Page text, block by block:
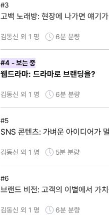
#3
고백 노래방: 현장에 나가면 얘기
김동신 외 1 명 6분 분량
#4 - 보는 중
웹드라마: 드라마로 브랜딩을?
김동신 외 1 명 6분 분량
#5
SNS 콘텐츠: 가벼운 아이디어가
김동신 외 1 명 5분 분량
#6
브랜드 비전: 고객의 이별에서 가
김동신 외 1 명 6분 분량